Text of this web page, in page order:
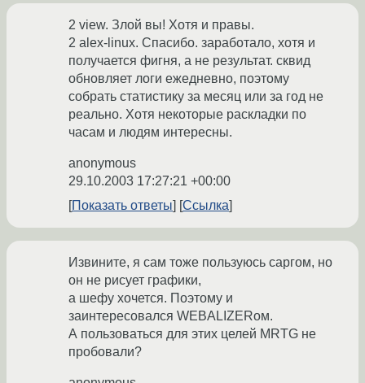
2 view. Злой вы! Хотя и правы.
2 alex-linux. Спасибо. заработало, хотя и
получается фигня, а не результат. сквид
обновляет логи ежедневно, поэтому
собрать статистику за месяц или за год не
реально. Хотя некоторые раскладки по
часам и людям интересны.
anonymous
29.10.2003 17:27:21 +00:00
Показать ответы
Ссылка
Извините, я сам тоже пользуюсь саргом, но
он не рисует графики,
а шефу хочется. Поэтому и
заинтересовался WEBALIZERом.
А пользоваться для этих целей MRTG не
пробовали?